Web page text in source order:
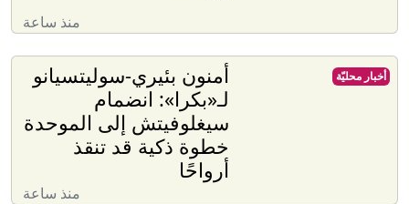
منذ ساعة
أمنون بئيري-سوليتسيانو
لـ«بكرا»: انضمام
سيغلوفيتش إلى الموحدة
خطوة ذكية قد تنقذ
أرواحًا
منذ ساعة
أخبار محليّة